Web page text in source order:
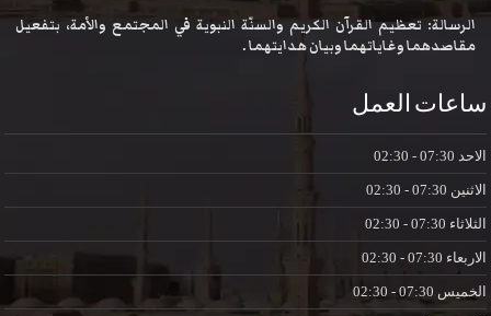
الرسالة: تعظيم القرآن الكريم والسنّة النبوية في المجتمع والأمة، بتفعيل
مقاصدهما وغاياتهما وبيان هدايتهما .
ساعات العمل
الاحد
الاثنين
الثلاثاء
الاربعاء
الخميس